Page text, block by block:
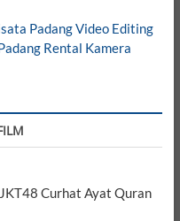
PadangVideo Editing
Rental Kamera
Curhat Ayat Quran